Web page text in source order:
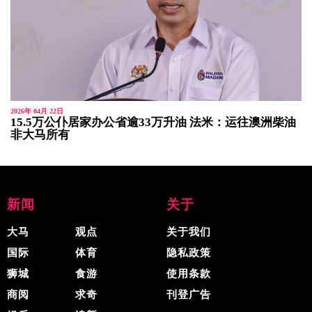
2026年 04月 22日
15.5万公仆居家办公省逾33万升油 法米：运往澳洲柴油
非大马所有
新闻
大马
国际
狮城
商阅
观点
体育
食游
求奇
关于
关于我们
隐私政策
使用条款
刊登广告